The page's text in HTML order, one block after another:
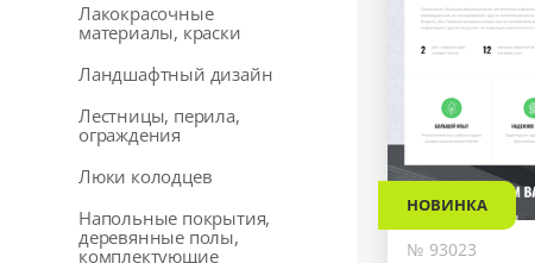
Лакокрасочные
материалы, краски
Ландшафтный дизайн
Лестницы, перила,
ограждения
Люки колодцев
Напольные покрытия,
деревянные полы,
комплектующие
НОВИНКА
№ 93023